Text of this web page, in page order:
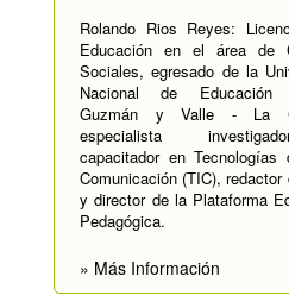
Rolando Rios Reyes:
Educación en el área de
Sociales, egresado de la
Nacional de Educación
Guzmán y Valle - La
especialista
capacitador en
Comunicación (TIC),
y director de la Plataforma
Pedagógica.
» Más Información